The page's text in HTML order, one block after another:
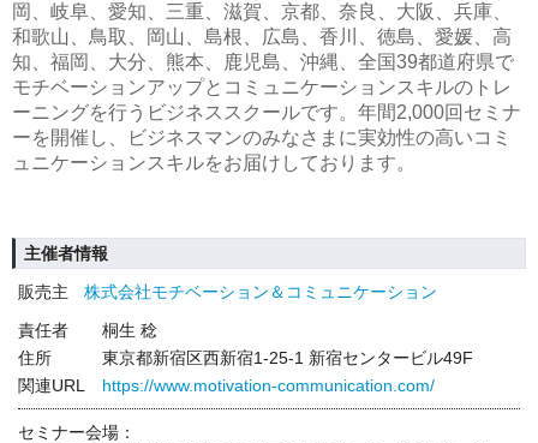
岡、岐阜、愛知、三重、滋賀、京都、奈良、大阪、兵庫、
和歌山、鳥取、岡山、島根、広島、香川、徳島、愛媛、高
知、福岡、大分、熊本、鹿児島、沖縄、全国39都道府県で
モチベーションアップとコミュニケーションスキルのトレ
ーニングを行うビジネススクールです。年間2,000回セミナ
ーを開催し、ビジネスマンのみなさまに実効性の高いコミ
ュニケーションスキルをお届けしております。
主催者情報
販売主
株式会社モチベーション＆コミュニケーション
責任者
桐生 稔
住所
東京都新宿区西新宿1-25-1 新宿センタービル49F
関連URL
https://www.motivation-communication.com/
セミナー会場：